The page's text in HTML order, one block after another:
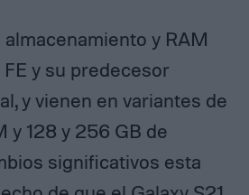
y RAM
FE y su predecesor
y vienen en variantes de
y 128 y 256 GB de
significativos esta